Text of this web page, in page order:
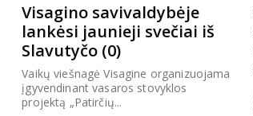
Visagino savivaldybėje
lankėsi jaunieji svečiai iš
Slavutyčo (0)
Vaikų viešnagė Visagine organizuojama
įgyvendinant vasaros stovyklos
projektą „Patirčių...